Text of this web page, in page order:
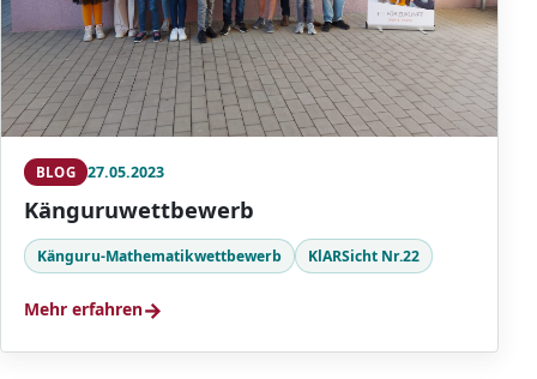
BLOG 27.05.2023
Känguruwettbewerb
Känguru-Mathematikwettbewerb KlARSicht Nr.22
Mehr erfahren→